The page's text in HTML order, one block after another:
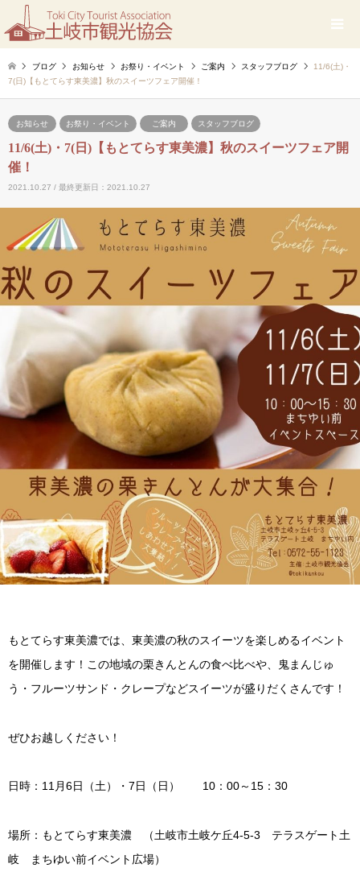
ブログ お知らせ お祭り・イベント ご案内 スタッフブログ
11/6(土)・
7(日)【もとてらす東美濃】秋のスイーツフェア開催！
お知らせ お祭り・イベント ご案内 スタッフブログ
11/6(土)・7(日)【もとてらす東美濃】秋のスイーツフェア開
催！
2021.10.27 / 最終更新日：2021.10.27
もとてらす東美濃では、東美濃の秋のスイーツを楽しめるイベント
を開催します！この地域の栗きんとんの食べ比べや、鬼まんじゅ
う・フルーツサンド・クレープなどスイーツが盛りだくさんです！
ぜひお越しください！
日時：11月6日（土）・7日（日） 10：00～15：30
場所：もとてらす東美濃 （土岐市土岐ケ丘4-5-3 テラスゲート土
岐 まちゆい前イベント広場）